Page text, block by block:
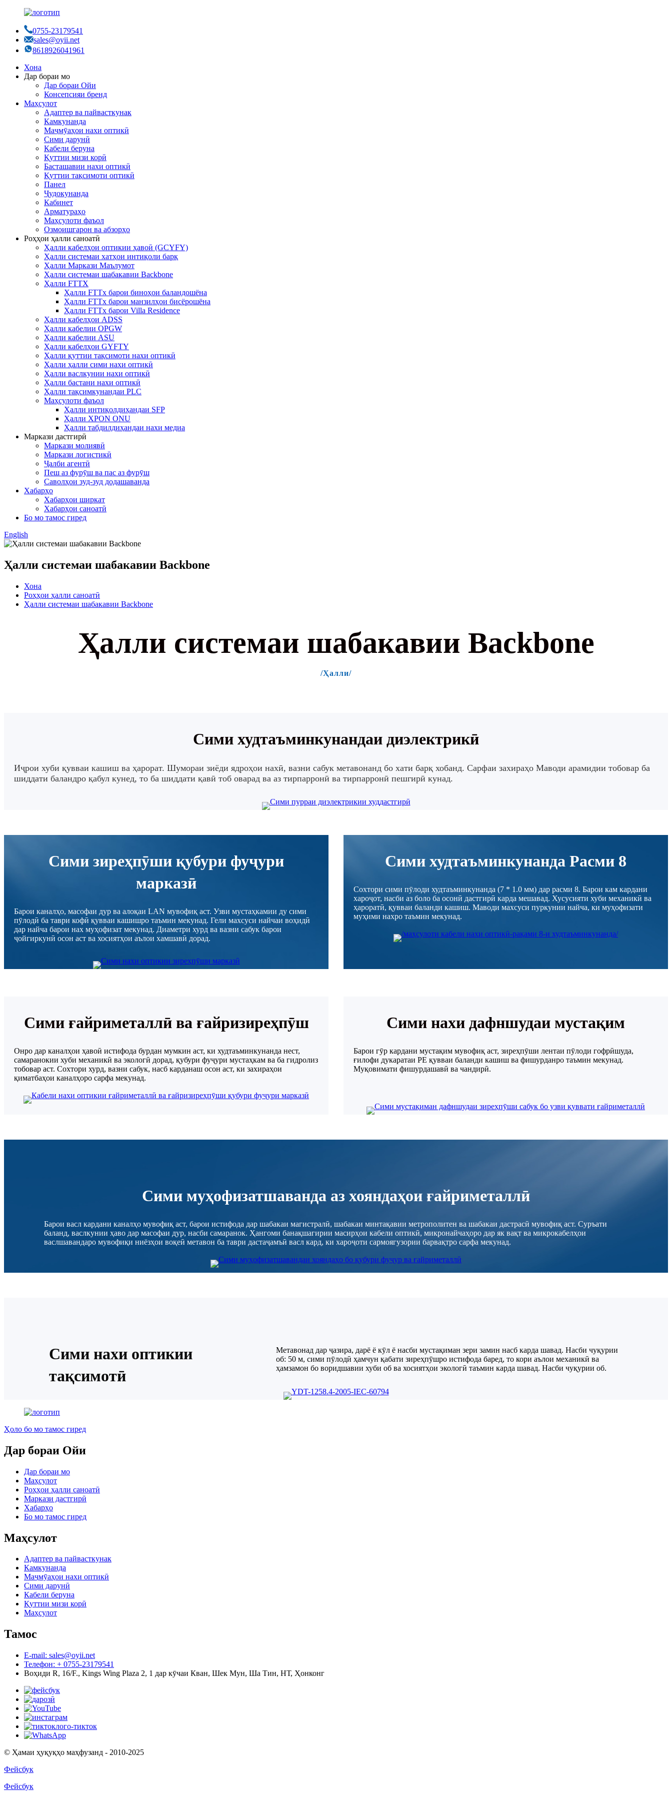
0755-23179541
sales@oyii.net
8618926041961
Хона
Дар бораи мо
Дар бораи Ойи
Консепсияи бренд
Маҳсулот
Адаптер ва пайвасткунак
Камкунанда
Маҷмӯаҳои нахи оптикӣ
Сими дарунӣ
Кабели беруна
Қуттии мизи корӣ
Басташавии нахи оптикӣ
Қуттии тақсимоти оптикӣ
Панел
Ҷудокунанда
Кабинет
Арматураҳо
Маҳсулоти фаъол
Озмоишгарон ва абзорҳо
Роҳҳои ҳалли саноатӣ
Ҳалли кабелҳои оптикии ҳавоӣ (GCYFY)
Ҳалли системаи хатҳои интиқоли барқ
Ҳалли Маркази Маълумот
Ҳалли системаи шабакавии Backbone
Ҳалли FTTX
Ҳалли FTTx барои биноҳои баландошёна
Ҳалли FTTx барои манзилҳои бисёрошёна
Ҳалли FTTx барои Villa Residence
Ҳалли кабелҳои ADSS
Ҳалли кабелии OPGW
Ҳалли кабелии ASU
Ҳалли кабелҳои GYFTY
Ҳалли қуттии тақсимоти нахи оптикӣ
Ҳалли ҳалли сими нахи оптикӣ
Ҳалли васлкунии нахи оптикӣ
Ҳалли бастани нахи оптикӣ
Ҳалли тақсимкунандаи PLC
Маҳсулоти фаъол
Ҳалли интиқолдиҳандаи SFP
Ҳалли XPON ONU
Ҳалли табдилдиҳандаи нахи медиа
Маркази дастгирӣ
Маркази молиявӣ
Маркази логистикӣ
Ҷалби агентӣ
Пеш аз фурӯш ва пас аз фурӯш
Саволҳои зуд-зуд додашаванда
Хабарҳо
Хабарҳои ширкат
Хабарҳои саноатӣ
Бо мо тамос гиред
English
Ҳалли системаи шабакавии Backbone
Хона
Роҳҳои ҳалли саноатӣ
Ҳалли системаи шабакавии Backbone
Ҳалли системаи шабакавии Backbone
/Ҳалли/
Сими худтаъминкунандаи диэлектрикӣ
Иҷрои хуби қувваи кашиш ва ҳарорат. Шумораи зиёди ядроҳои нахӣ, вазни сабук метавонанд бо хати барқ ​​​​хобанд. Сарфаи захираҳо Маводи арамидии тобовар ба
шиддати баландро қабул кунед, то ба шиддати қавӣ тоб оварад ва аз тирпарронӣ ва тирпарронӣ пешгирӣ кунад.
Сими зиреҳпӯши қубури фуҷури
марказӣ
Барои каналҳо, масофаи дур ва алоқаи LAN мувофиқ аст. Узви мустаҳкамии ду сими
пӯлодӣ ба таври кофӣ қувваи кашишро таъмин мекунад. Гели махсуси найчаи воҳидӣ
дар найча барои нах муҳофизат мекунад. Диаметри хурд ва вазни сабук барои
ҷойгиркунӣ осон аст ва хосиятҳои аълои хамшавӣ дорад.
Сими худтаъминкунанда Расми 8
Сохтори сими пӯлоди худтаъминкунанда (7 * 1.0 мм) дар расми 8. Барои кам кардани
хароҷот, насби аз боло ба осонӣ дастгирӣ карда мешавад. Хусусияти хуби механикӣ ва
ҳароратӣ, қувваи баланди кашиш. Маводи махсуси пуркунии найча, ки муҳофизати
муҳими нахро таъмин мекунад.
Сими ғайриметаллӣ ва ғайризиреҳпӯш
Онро дар каналҳои ҳавоӣ истифода бурдан мумкин аст, ки худтаъминкунанда нест,
самаранокии хуби механикӣ ва экологӣ дорад, қубури фуҷури мустаҳкам ва ба гидролиз
тобовар аст. Сохтори хурд, вазни сабук, насб карданаш осон аст, ки захираҳои
қиматбаҳои каналҳоро сарфа мекунад.
Сими нахи дафншудаи мустақим
Барои гӯр кардани мустақим мувофиқ аст, зиреҳпӯши лентаи пӯлоди гофрӣшуда,
ғилофи дукаратаи PE қувваи баланди кашиш ва фишурданро таъмин мекунад.
Муқовимати фишурдашавӣ ва чандирӣ.
Сими муҳофизатшаванда аз хояндаҳои ғайриметаллӣ
Барои васл кардани каналҳо мувофиқ аст, барои истифода дар шабакаи магистралӣ, шабакаи минтақавии метрополитен ва шабакаи дастрасӣ мувофиқ аст. Суръати
баланд, васлкунии ҳаво дар масофаи дур, насби самаранок. Ҳангоми банақшагирии масирҳои кабели оптикӣ, микронайчаҳоро дар як вақт ва микрокабелҳои
васлшавандаро мувофиқи ниёзҳои воқеӣ метавон ба таври дастаҷамъӣ васл кард, ки хароҷоти сармоягузории барвақтро сарфа мекунад.
Сими нахи оптикии
тақсимотӣ
Метавонад дар ҷазира, дарё ё кӯл ё насби мустақиман зери замин насб карда шавад. Насби чуқурии
об: 50 м, сими пӯлодӣ ҳамчун қабати зиреҳпӯшро истифода баред, то кори аълои механикӣ ва
ҳамзамон бо воридшавии хуби об ва хосиятҳои экологӣ таъмин карда шавад. Насби чуқурии об.
Ҳоло бо мо тамос гиред
Дар бораи Ойи
Дар бораи мо
Маҳсулот
Роҳҳои ҳалли саноатӣ
Маркази дастгирӣ
Хабарҳо
Бо мо тамос гиред
Маҳсулот
Адаптер ва пайвасткунак
Камкунанда
Маҷмӯаҳои нахи оптикӣ
Сими дарунӣ
Кабели беруна
Қуттии мизи корӣ
Маҳсулот
Тамос
E-mail: sales@oyii.net
Телефон: + 0755-23179541
Воҳиди R, 16/F., Kings Wing Plaza 2, 1 дар кӯчаи Кван, Шек Мун, Ша Тин, НТ, Ҳонконг
© Ҳамаи ҳуқуқҳо маҳфузанд - 2010-2025
Фейсбук
Фейсбук